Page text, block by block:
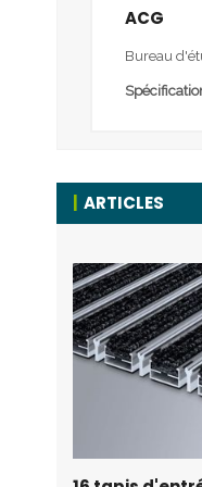
ACG
Bureau
ARTICLES